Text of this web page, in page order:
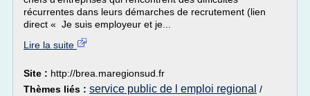
récurrentes dans leurs démarches de recrutement (lien
direct « Je suis employeur et je...
Lire la suite
Site : http://brea.maregionsud.fr
Thèmes liés : service public de l emploi regional /